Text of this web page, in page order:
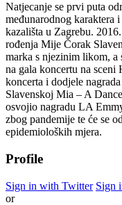
Natjecanje se prvi puta
međunarodnog karaktera
kazališta u Zagrebu.
rođenja Mije Čorak
marka s njezinim likom, a
na gala koncertu na
koncerta i dodjele
Slavenskoj Mia – A
osvojio nagradu LA
zbog pandemije te će se
epidemioloških mjera.
Profile
Sign in with Twitter Sign
or